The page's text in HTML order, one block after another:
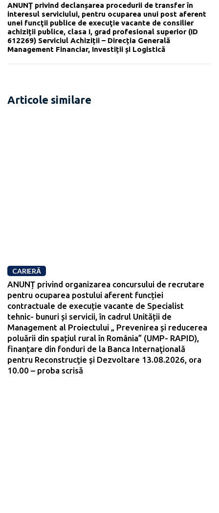
ANUNŢ privind declanșarea procedurii de transfer în
interesul serviciului, pentru ocuparea unui post aferent
unei funcţii publice de execuţie vacante de consilier
achiziții publice, clasa I, grad profesional superior (ID
612269) Serviciul Achiziții – Direcția Generală
Management Financiar, Investiții și Logistică
Articole similare
CARIERĂ
ANUNȚ privind organizarea concursului de recrutare
pentru ocuparea postului aferent funcției
contractuale de execuție vacante de Specialist
tehnic- bunuri și servicii, în cadrul Unității de
Management al Proiectului „ Prevenirea și reducerea
poluării din spațiul rural în România” (UMP- RAPID),
finanțare din fonduri de la Banca Internaţională
pentru Reconstrucţie şi Dezvoltare 13.08.2026, ora
10.00 – proba scrisă